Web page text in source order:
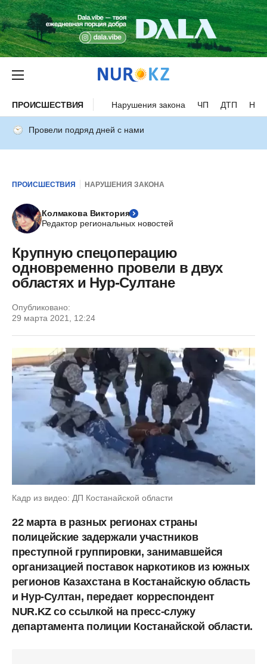
ПРОИСШЕСТВИЯ Нарушения закона ЧП ДТП
Провели подряд дней с нами
ПРОИСШЕСТВИЯ НАРУШЕНИЯ ЗАКОНА
Колмакова Виктория
Редактор региональных новостей
Крупную спецоперацию
одновременно провели в двух
областях и Нур-Султане
Опубликовано:
29 марта 2021, 12:24
Кадр из видео: ДП Костанайской области
22 марта в разных регионах страны
полицейские задержали участников
преступной группировки, занимавшейся
организацией поставок наркотиков из южных
регионов Казахстана в Костанайскую область
и Нур-Султан, передает корреспондент
NUR.KZ со ссылкой на пресс-служу
департамента полиции Костанайской области.